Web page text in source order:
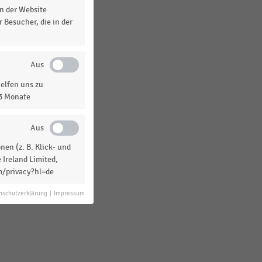
der Website
Besucher, die in der
uns zu
Monate
(z. B. Klick- und
Ireland Limited,
privacy?hl=de
Impressum